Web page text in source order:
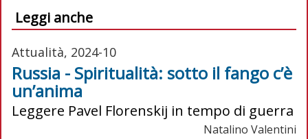
Leggi anche
Attualità, 2024-10
Russia - Spiritualità: sotto il fango c’è
un’anima
Leggere Pavel Florenskij in tempo di guerra
Natalino Valentini